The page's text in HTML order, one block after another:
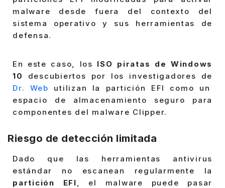
malware desde fuera del contexto del
sistema operativo y sus herramientas de
defensa.
En este caso, los ISO piratas de Windows
10 descubiertos por los investigadores de
Dr. Web
utilizan la partición EFI como un
espacio de almacenamiento seguro para
componentes del malware Clipper.
Riesgo de detección limitada
Dado que las herramientas antivirus
estándar no escanean regularmente la
partición EFI, el malware puede pasar